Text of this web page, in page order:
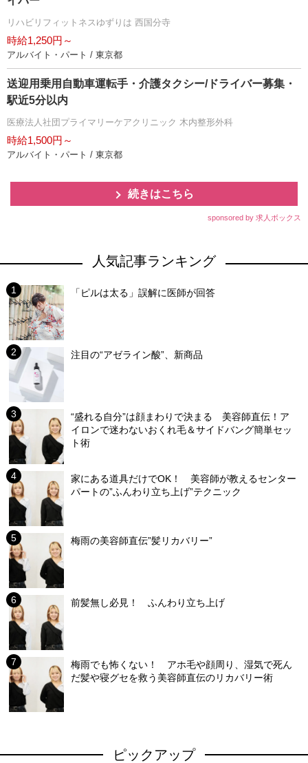
リハビリフィットネスゆずりは 西国分寺
時給1,250円～
アルバイト・パート / 東京都
送迎用乗用自動車運転手・介護タクシー/ドライバー募集・
駅近5分以内
医療法人社団プライマリーケアクリニック 木内整形外科
時給1,500円～
アルバイト・パート / 東京都
続きはこちら
sponsored by 求人ボックス
人気記事ランキング
「ピルは太る」誤解に医師が回答
注目の“アゼライン酸”、新商品
“盛れる自分”は顔まわりで決まる 美容師直伝！ア
イロンで迷わないおくれ毛＆サイドバング簡単セッ
ト術
家にある道具だけでOK！ 美容師が教えるセンター
パートの”ふんわり立ち上げ”テクニック
梅雨の美容師直伝”髪リカバリー”
前髪無し必見！ ふんわり立ち上げ
梅雨でも怖くない！ アホ毛や顔周り、湿気で死ん
だ髪や寝グセを救う美容師直伝のリカバリー術
ピックアップ